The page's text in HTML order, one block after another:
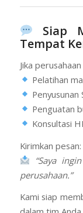
Siap
Tempat
Jika
Pelatihan
Penyusunan
Penguatan
Konsultasi
Kirimkan pesan:
“Saya
perusahaan.”
Kami siap